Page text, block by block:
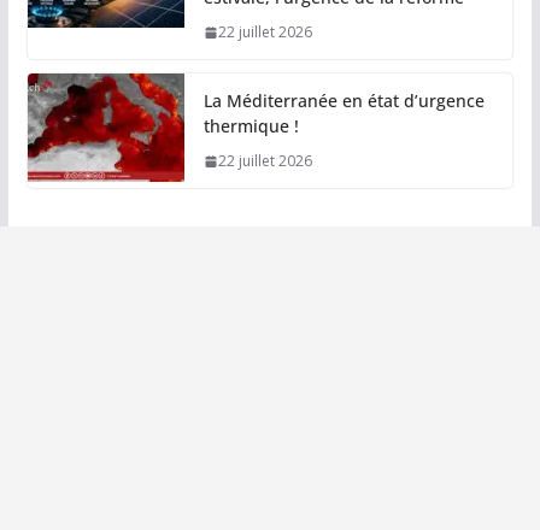
22 juillet 2026
La Méditerranée en état d’urgence
thermique !
22 juillet 2026